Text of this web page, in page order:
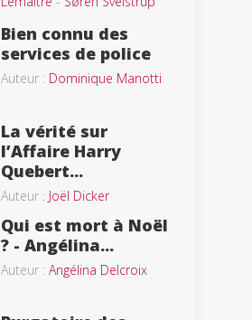
Bien connu des
services de police
Auteur : Dominique Manotti
La vérité sur
l’Affaire Harry
Quebert...
Auteur : Joël Dicker
Qui est mort à Noël
? - Angélina...
Auteur : Angélina Delcroix